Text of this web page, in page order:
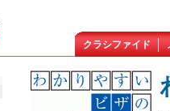
クラシファイド